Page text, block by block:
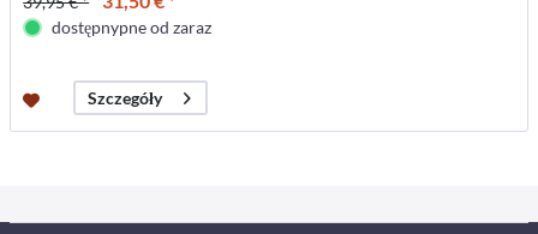
dostępnypne od zaraz
Szczegóły